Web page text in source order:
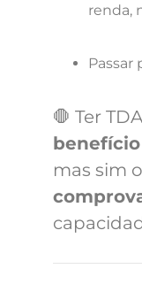
renda,
Passar
🛑 Ter
mas sim